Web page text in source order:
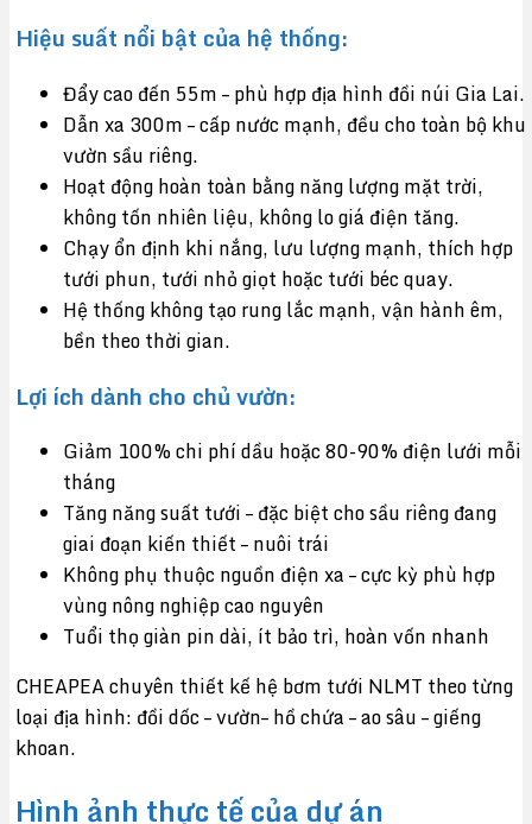
Hiệu suất nổi bật của hệ thống:
Đẩy cao đến 55m – phù hợp địa hình đồi núi Gia Lai.
Dẫn xa 300m – cấp nước mạnh, đều cho toàn bộ khu
vườn sầu riêng.
Hoạt động hoàn toàn bằng năng lượng mặt trời,
không tốn nhiên liệu, không lo giá điện tăng.
Chạy ổn định khi nắng, lưu lượng mạnh, thích hợp
tưới phun, tưới nhỏ giọt hoặc tưới béc quay.
Hệ thống không tạo rung lắc mạnh, vận hành êm,
bền theo thời gian.
Lợi ích dành cho chủ vườn:
Giảm 100% chi phí dầu hoặc 80-90% điện lưới mỗi
tháng
Tăng năng suất tưới – đặc biệt cho sầu riêng đang
giai đoạn kiến thiết – nuôi trái
Không phụ thuộc nguồn điện xa – cực kỳ phù hợp
vùng nông nghiệp cao nguyên
Tuổi thọ giàn pin dài, ít bảo trì, hoàn vốn nhanh
CHEAPEA chuyên thiết kế hệ bơm tưới NLMT theo từng
loại địa hình: đồi dốc – vườn– hồ chứa – ao sâu – giếng
khoan.
Hình ảnh thực tế của dự án